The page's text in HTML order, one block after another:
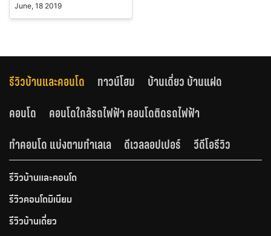
June, 18 2019
รีวิวบ้านและคอนโด ทาวน์โฮม
บ้านเดี่ยว บ้านแฝด
คอนโด
คอนโดใกล้รถไฟฟ้า คอนโดติดรถไฟฟ้า
ทำคอนโด แบ่งตามทำเลเล
ดีเวลลอปเปอร์ วีดีโอรีวิว
รีวิวบ้านและคอนโด
รีวิวคอนโดมิเนียม
รีวิวบ้านเดี่ยว